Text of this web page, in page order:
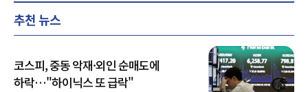
추천 뉴스
코스피, 중동 악재·외인 순매도에
하락…"하이닉스 또 급락"